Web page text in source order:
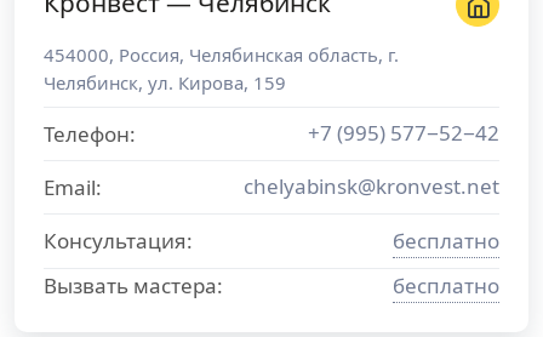
454000, Россия, Челябинская область, г.
Челябинск, ул. Кирова, 159
Телефон:
+7 (995) 577−52−42
Email:
chelyabinsk@kronvest.net
Консультация:
бесплатно
Вызвать мастера:
бесплатно